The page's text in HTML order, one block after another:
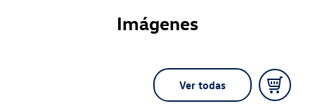
Imágenes
Ver todas